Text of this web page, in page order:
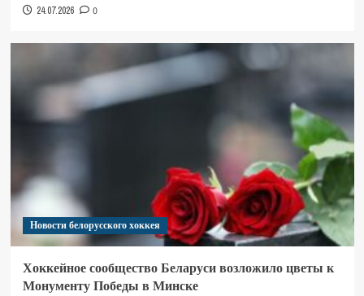
24.07.2026 0
Новости белорусского хоккея
Хоккейное сообщество Беларуси возложило цветы к
Монументу Победы в Минске